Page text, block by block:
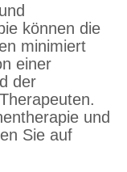
können die
minimiert
einer
der
und
Sie auf